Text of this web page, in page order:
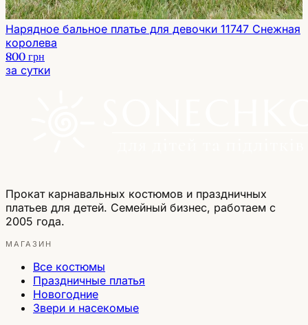
Нарядное бальное платье для девочки 11747 Снежная
королева
800 грн
за сутки
Прокат карнавальных костюмов и праздничных
платьев для детей. Семейный бизнес, работаем с
2005 года.
МАГАЗИН
Все костюмы
Праздничные платья
Новогодние
Звери и насекомые